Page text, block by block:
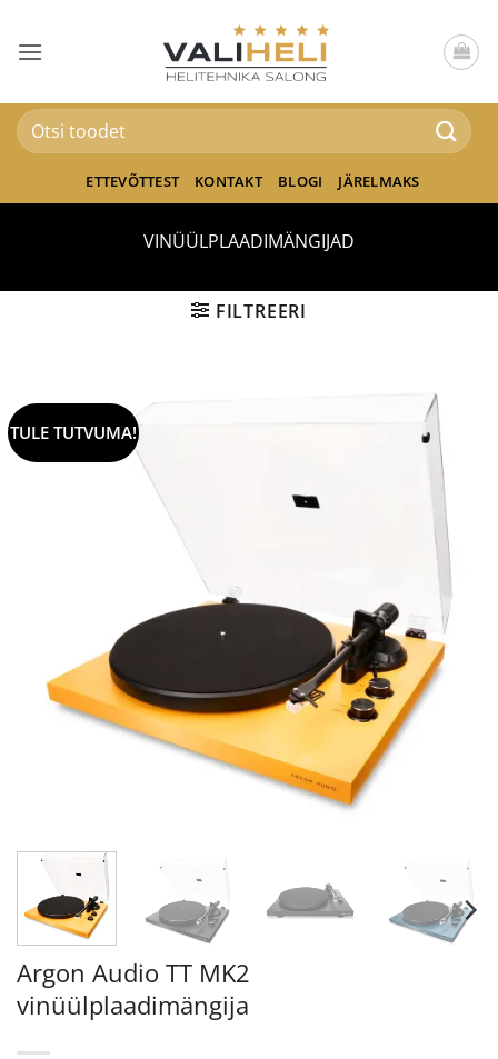
content
Otsi:
ETTEVÕTTEST KONTAKT BLOGI JÄRELMAKS
VINÜÜLPLAADIMÄNGIJAD
FILTREERI
TULE TUTVUMA!
Argon Audio TT MK2
vinüülplaadimängija